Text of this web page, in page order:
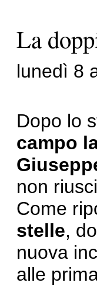
La
lunedì 8
Dopo lo
campo
non
Come
stelle,
nuova
alle